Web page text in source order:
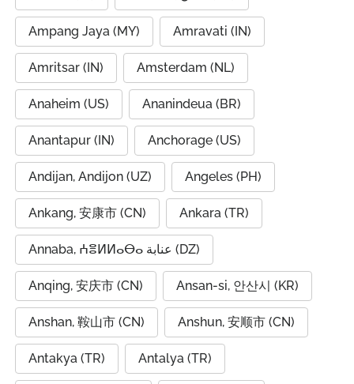
Ampang Jaya (MY) Amravati (IN)
Amritsar (IN) Amsterdam (NL)
Anaheim (US) Ananindeua (BR)
Anantapur (IN) Anchorage (US)
Andijan, Andijon (UZ) Angeles (PH)
Ankang, 安康市 (CN) Ankara (TR)
Annaba, ⵄⴻⵍⵍⴰⴱⴰ عنابة (DZ)
Anqing, 安庆市 (CN) Ansan-si, 안산시 (KR)
Anshan, 鞍山市 (CN) Anshun, 安顺市 (CN)
Antakya (TR) Antalya (TR)